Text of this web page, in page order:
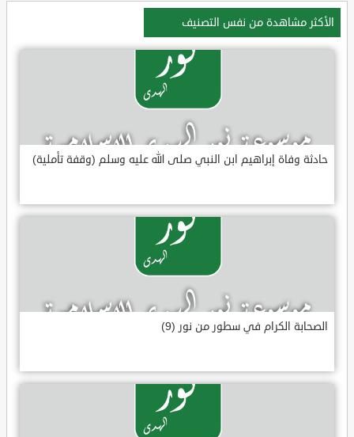
الأكثر مشاهدة من نفس التصنيف
حادثة وفاة إبراهيم ابن النبي صلى الله عليه وسلم (وقفة تأملية)
الصحابة الكرام في سطور من نور (9)